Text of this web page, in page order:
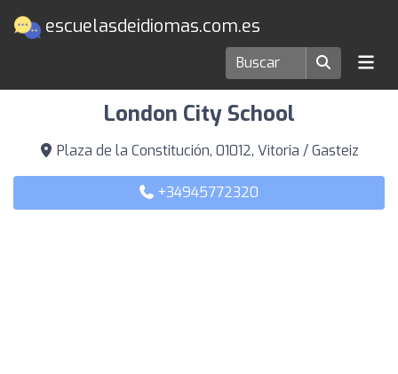
escuelasdeidiomas.com.es
Escuelas de idiomas en Vitoria / Gasteiz
London City School
Plaza de la Constitución, 01012, Vitoria / Gasteiz
+34945772320